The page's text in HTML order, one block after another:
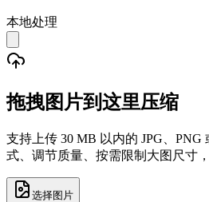
本地处理
拖拽图片到这里压缩
支持上传 30 MB 以内的 JPG、PNG
式、调节质量、按需限制大图尺寸
选择图片